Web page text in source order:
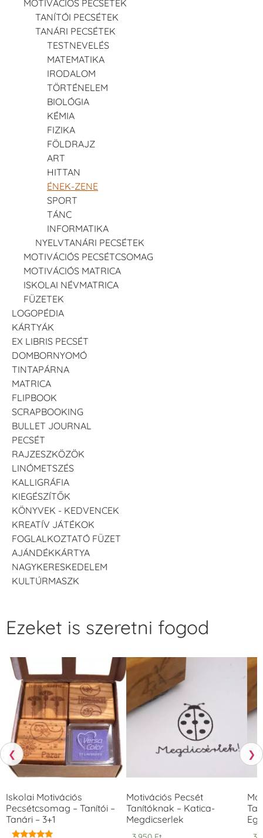
MOTIVÁCIÓS PECSÉTEK
TANÍTÓI PECSÉTEK
TANÁRI PECSÉTEK
TESTNEVELÉS
MATEMATIKA
IRODALOM
TÖRTÉNELEM
BIOLÓGIA
KÉMIA
FIZIKA
FÖLDRAJZ
ART
HITTAN
ÉNEK-ZENE
SPORT
TÁNC
INFORMATIKA
NYELVTANÁRI PECSÉTEK
MOTIVÁCIÓS PECSÉTCSOMAG
MOTIVÁCIÓS MATRICA
ISKOLAI NÉVMATRICA
FÜZETEK
LOGOPÉDIA
KÁRTYÁK
EX LIBRIS PECSÉT
DOMBORNYOMÓ
TINTAPÁRNA
MATRICA
FLIPBOOK
SCRAPBOOKING
BULLET JOURNAL
PECSÉT
RAJZESZKÖZÖK
LINÓMETSZÉS
KALLIGRÁFIA
KIEGÉSZÍTŐK
KÖNYVEK - KEDVENCEK
KREATÍV JÁTÉKOK
FOGLALKOZTATÓ FÜZET
AJÁNDÉKKÁRTYA
NAGYKERESKEDELEM
KULTÚRMASZK
❮
Ezeket is szeretni fogod
Iskolai Motivációs
Pecsétcsomag – Tanítói –
Tanári – 3+1
Motivációs Pecsét
Tanítóknak – Katica-
Megdicserlek
❯